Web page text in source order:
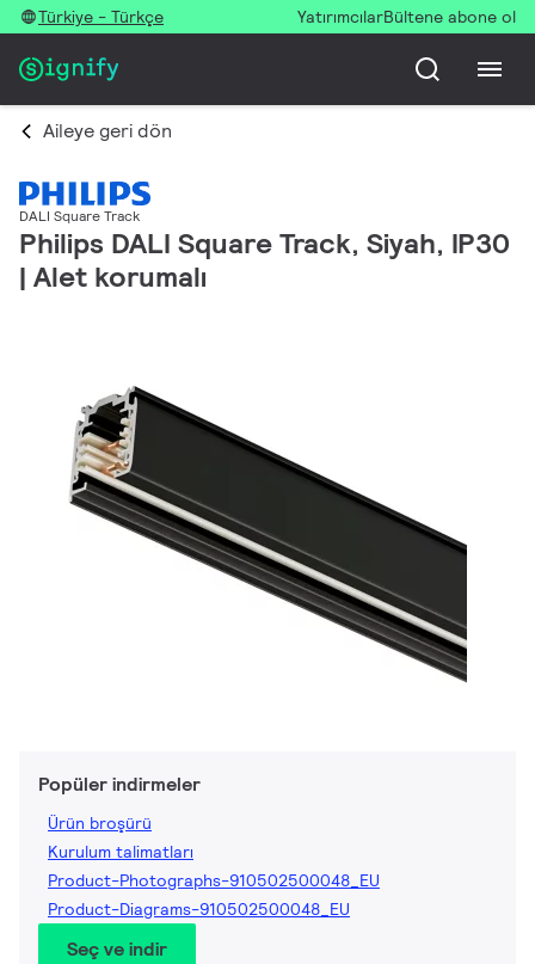
Türkiye - Türkçe YatırımcılarBültene abone ol
Aileye geri dön
DALI Square Track
Philips DALI Square Track, Siyah, IP30
| Alet korumalı
Popüler indirmeler
Ürün broşürü
Kurulum talimatları
Product-Photographs-910502500048_EU
Product-Diagrams-910502500048_EU
Seç ve indir